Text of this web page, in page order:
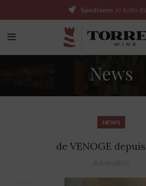
News
NEWS
de VENOGE depuis
Spediamo in tutta